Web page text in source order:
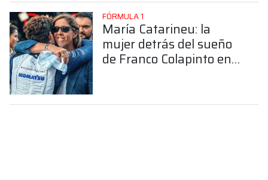
FÓRMULA 1
María Catarineu: la
mujer detrás del sueño
de Franco Colapinto en